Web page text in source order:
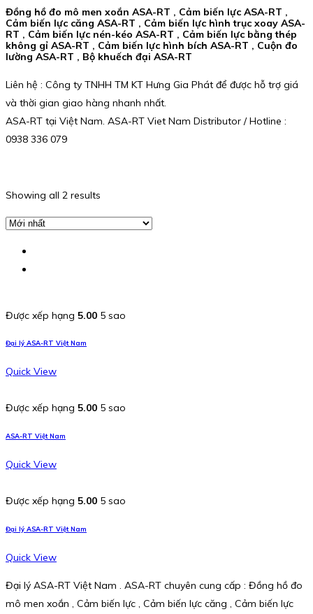
Đồng hồ đo mô men xoắn ASA-RT , Cảm biến lực ASA-RT ,
Cảm biến lực căng ASA-RT , Cảm biến lực hình trục xoay ASA-
RT , Cảm biến lực nén-kéo ASA-RT , Cảm biến lực bằng thép
không gỉ ASA-RT , Cảm biến lực hình bích ASA-RT , Cuộn đo
lường ASA-RT , Bộ khuếch đại ASA-RT
Liên hệ : Công ty TNHH TM KT Hưng Gia Phát để được hỗ trợ giá
và thời gian giao hàng nhanh nhất.
ASA-RT tại Việt Nam. ASA-RT Viet Nam Distributor / Hotline :
0938 336 079
Showing all 2 results
Được xếp hạng 5.00 5 sao
Đại lý ASA-RT Việt Nam
Quick View
Được xếp hạng 5.00 5 sao
ASA-RT Việt Nam
Quick View
Được xếp hạng 5.00 5 sao
Đại lý ASA-RT Việt Nam
Quick View
Đại lý ASA-RT Việt Nam . ASA-RT chuyên cung cấp : Đồng hồ đo
mô men xoắn , Cảm biến lực , Cảm biến lực căng , Cảm biến lực